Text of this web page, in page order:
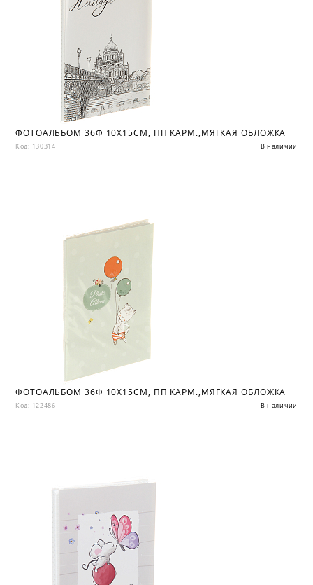
ФОТОАЛЬБОМ 36Ф 10X15СМ, ПП КАРМ.,МЯГКАЯ ОБЛОЖКА
Код: 130314 В наличии
ФОТОАЛЬБОМ 36Ф 10X15СМ, ПП КАРМ.,МЯГКАЯ ОБЛОЖКА
Код: 122486 В наличии